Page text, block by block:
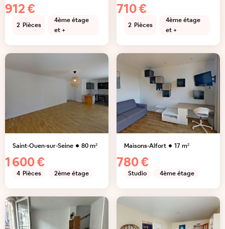
912 €
2 Pièces
4ème étage
et +
710 €
2 Pièces
4ème étage
et +
Saint-Ouen-sur-Seine 80m²
1 600 €
4 Pièces 2ème étage
Maisons-Alfort 17m²
780 €
Studio 4ème étage